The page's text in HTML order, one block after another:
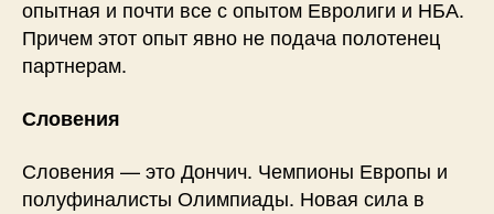
опытная и почти все с опытом Евролиги и НБА.
Причем этот опыт явно не подача полотенец
партнерам.
Словения
Словения — это Дончич. Чемпионы Европы и
полуфиналисты Олимпиады. Новая сила в